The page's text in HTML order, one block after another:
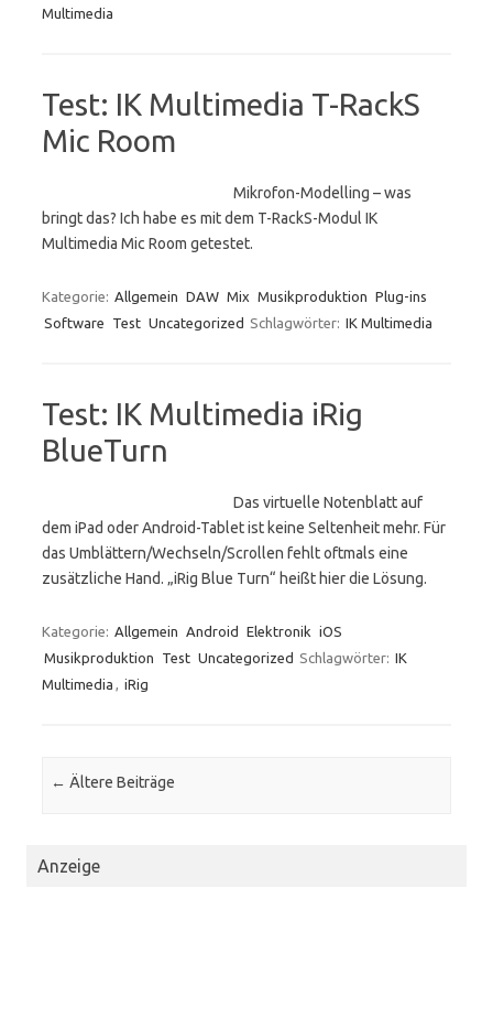
Multimedia
Test: IK Multimedia T-RackS
Mic Room
Mikrofon-Modelling – was
bringt das? Ich habe es mit dem T-RackS-Modul IK
Multimedia Mic Room getestet.
Kategorie: Allgemein DAW Mix Musikproduktion Plug-ins
Software
Test Uncategorized Schlagwörter: IK Multimedia
Test: IK Multimedia iRig
BlueTurn
Das virtuelle Notenblatt auf
dem iPad oder Android-Tablet ist keine Seltenheit mehr. Für
das Umblättern/Wechseln/Scrollen fehlt oftmals eine
zusätzliche Hand. „iRig Blue Turn“ heißt hier die Lösung.
Kategorie: Allgemein Android Elektronik iOS
Musikproduktion
Test Uncategorized Schlagwörter: IK
Multimedia , iRig
Beitrags-Navigation
← Ältere Beiträge
Anzeige